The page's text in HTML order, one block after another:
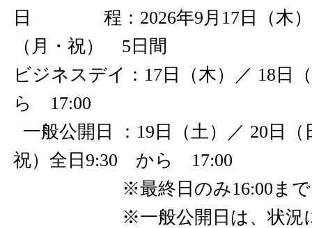
日 程：2026年9月17日（木
（月・祝） 5日間
ビジネスデイ：17日（木）／ 18日
ら 17:00
一般公開日 ：19日（土）／ 20日（
祝）全日9:30 から 17:00
※最終日のみ16:00ま
※一般公開日は、状況に